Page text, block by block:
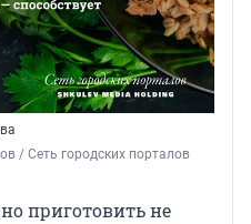
/ Сеть городских порталов
приготовить не